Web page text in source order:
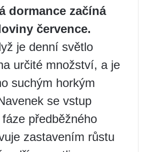
dormance začíná
července.
je denní světlo
určité množství, a je
suchým horkým
se vstup
předběžného
zastavením růstu